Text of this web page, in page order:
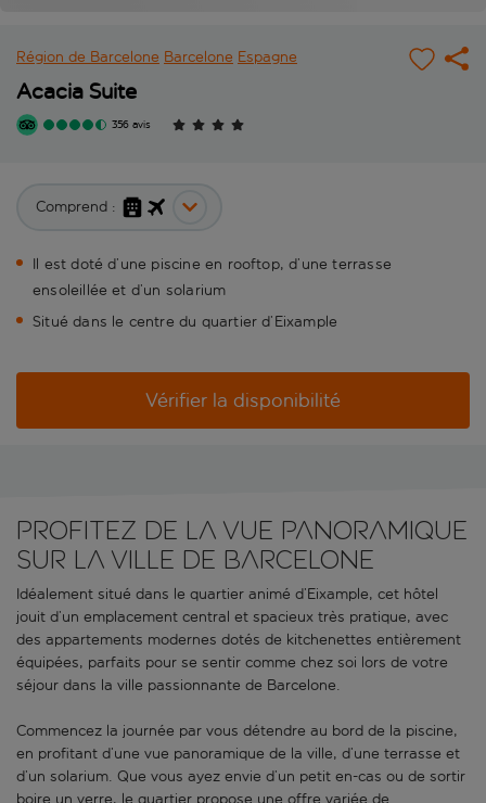
Région de Barcelone Barcelone Espagne
Acacia Suite
356 avis
Comprend :
Il est doté d’une piscine en rooftop, d’une terrasse
ensoleillée et d’un solarium
Situé dans le centre du quartier d’Eixample
Vérifier la disponibilité
PROFITEZ DE LA VUE PANORAMIQUE
SUR LA VILLE DE BARCELONE
Idéalement situé dans le quartier animé d’Eixample, cet hôtel
jouit d’un emplacement central et spacieux très pratique, avec
des appartements modernes dotés de kitchenettes entièrement
équipées, parfaits pour se sentir comme chez soi lors de votre
séjour dans la ville passionnante de Barcelone.
Commencez la journée par vous détendre au bord de la piscine,
en profitant d’une vue panoramique de la ville, d’une terrasse et
d’un solarium. Que vous ayez envie d’un petit en-cas ou de sortir